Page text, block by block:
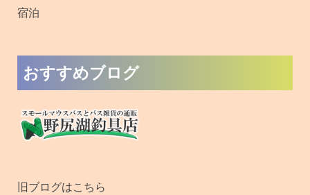
宿泊
おすすめブログ
旧ブログはこちら